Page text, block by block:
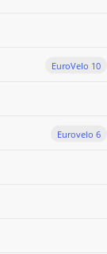
EuroVelo 10
Eurovelo 6